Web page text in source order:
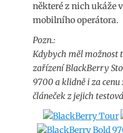
některé z nich ukáže
mobilního operátora.
Pozn.:
Kdybych měl možnost
zařízení BlackBerry
9700 a klidně i za
článeček z jejich